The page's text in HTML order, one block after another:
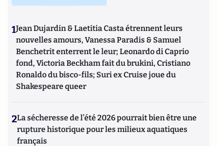
1Jean Dujardin & Laetitia Casta étrennent leurs
nouvelles amours, Vanessa Paradis & Samuel
Benchetrit enterrent le leur; Leonardo di Caprio
fond, Victoria Beckham fait du brukini, Cristiano
Ronaldo du bisco-fils; Suri ex Cruise joue du
Shakespeare queer
2La sécheresse de l’été 2026 pourrait bien être une
rupture historique pour les milieux aquatiques
français